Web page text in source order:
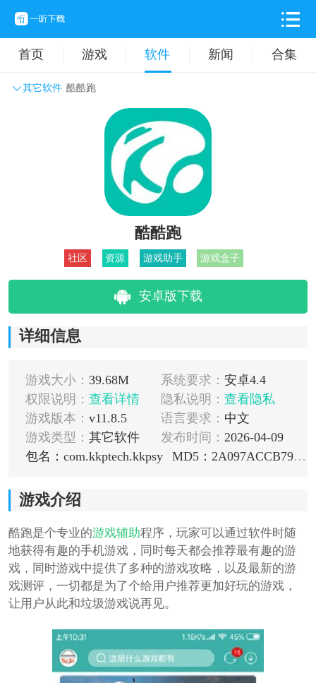
首页 游戏 软件 新闻 合集
其它软件 酷酷跑
主题壁纸 旅游出行
拍摄美化 时尚购物
酷酷跑
社区 资源 游戏助手 游戏盒子
安卓版下载
详细信息
游戏大小： 39.68M 系统要求： 安卓4.4
权限说明： 查看详情 隐私说明： 查看隐私
游戏版本： v11.8.5 语言要求： 中文
游戏类型： 其它软件 发布时间： 2026-04-09
包名：com.kkptech.kkpsy
MD5：2A097ACCB7972B0333FD14EC1F0DD01E
游戏介绍
酷跑是个专业的游戏辅助程序，玩家可以通过软件时随
地获得有趣的手机游戏，同时每天都会推荐最有趣的游
戏，同时游戏中提供了多种的游戏攻略，以及最新的游
戏测评，一切都是为了个给用户推荐更加好玩的游戏，
让用户从此和垃圾游戏说再见。